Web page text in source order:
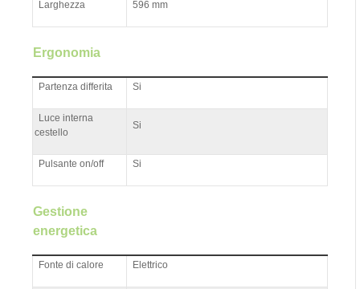
Larghezza 596 mm
Ergonomia
Partenza differita Si
Luce interna
cestello
Si
Pulsante on/off Si
Gestione
energetica
Fonte di calore Elettrico